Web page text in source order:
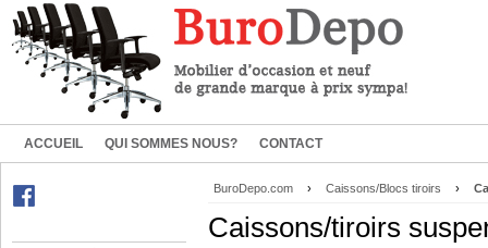
ACCUEIL QUI SOMMES NOUS? CONTACT
BuroDepo.com › Caissons/Blocs tiroirs ›
Caissons/tiroirs